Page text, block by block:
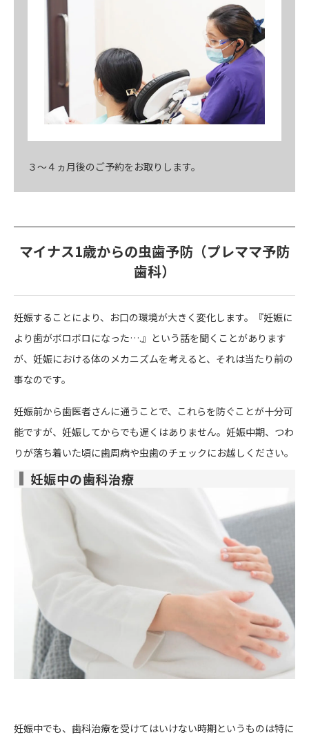
３～４ヵ月後のご予約をお取りします。
マイナス1歳からの虫歯予防（プレママ予防
歯科）
妊娠することにより、お口の環境が大きく変化します。『妊娠に
より歯がボロボロになった….』という話を聞くことがあります
が、妊娠における体のメカニズムを考えると、それは当たり前の
事なのです。
妊娠前から歯医者さんに通うことで、これらを防ぐことが十分可
能ですが、妊娠してからでも遅くはありません。妊娠中期、つわ
りが落ち着いた頃に歯周病や虫歯のチェックにお越しください。
妊娠中の歯科治療
妊娠中でも、歯科治療を受けてはいけない時期というものは特に